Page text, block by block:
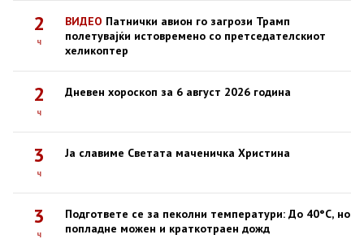
2
ч
ВИДЕО Патнички авион го загрози Трамп
полетувајќи истовремено со претседателскиот
хеликоптер
2
ч
Дневен хороскоп за 6 август 2026 година
3
ч
Ја славиме Светата маченичка Христина
3
ч
Подгответе се за пеколни температури: До 40°C, но
попладне можен и краткотраен дожд